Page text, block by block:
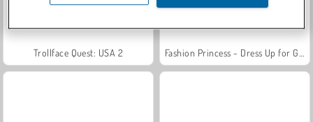
Trollface Quest: USA 2